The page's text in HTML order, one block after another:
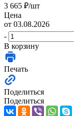
3 665 ₽/шт
Цена
от 03.08.2026
-
В корзину
Печать
Поделиться
Поделиться